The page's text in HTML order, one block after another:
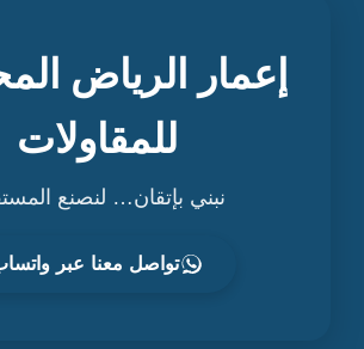
إعمار الرياض
للمقاولات
نبني بإتقان… لنصنع
تواصل معنا عبر